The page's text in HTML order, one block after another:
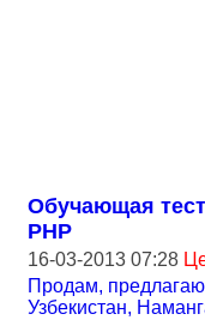
Обучающая
PHP
16-03-2013 07:28
Продам,
Узбекистан,